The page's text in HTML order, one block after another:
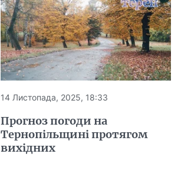
14 Листопада, 2025, 18:33
Прогноз погоди на
Тернопільщині протягом
вихідних